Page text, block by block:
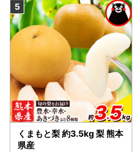
くまもと梨 約3.5kg 梨 熊本
県産